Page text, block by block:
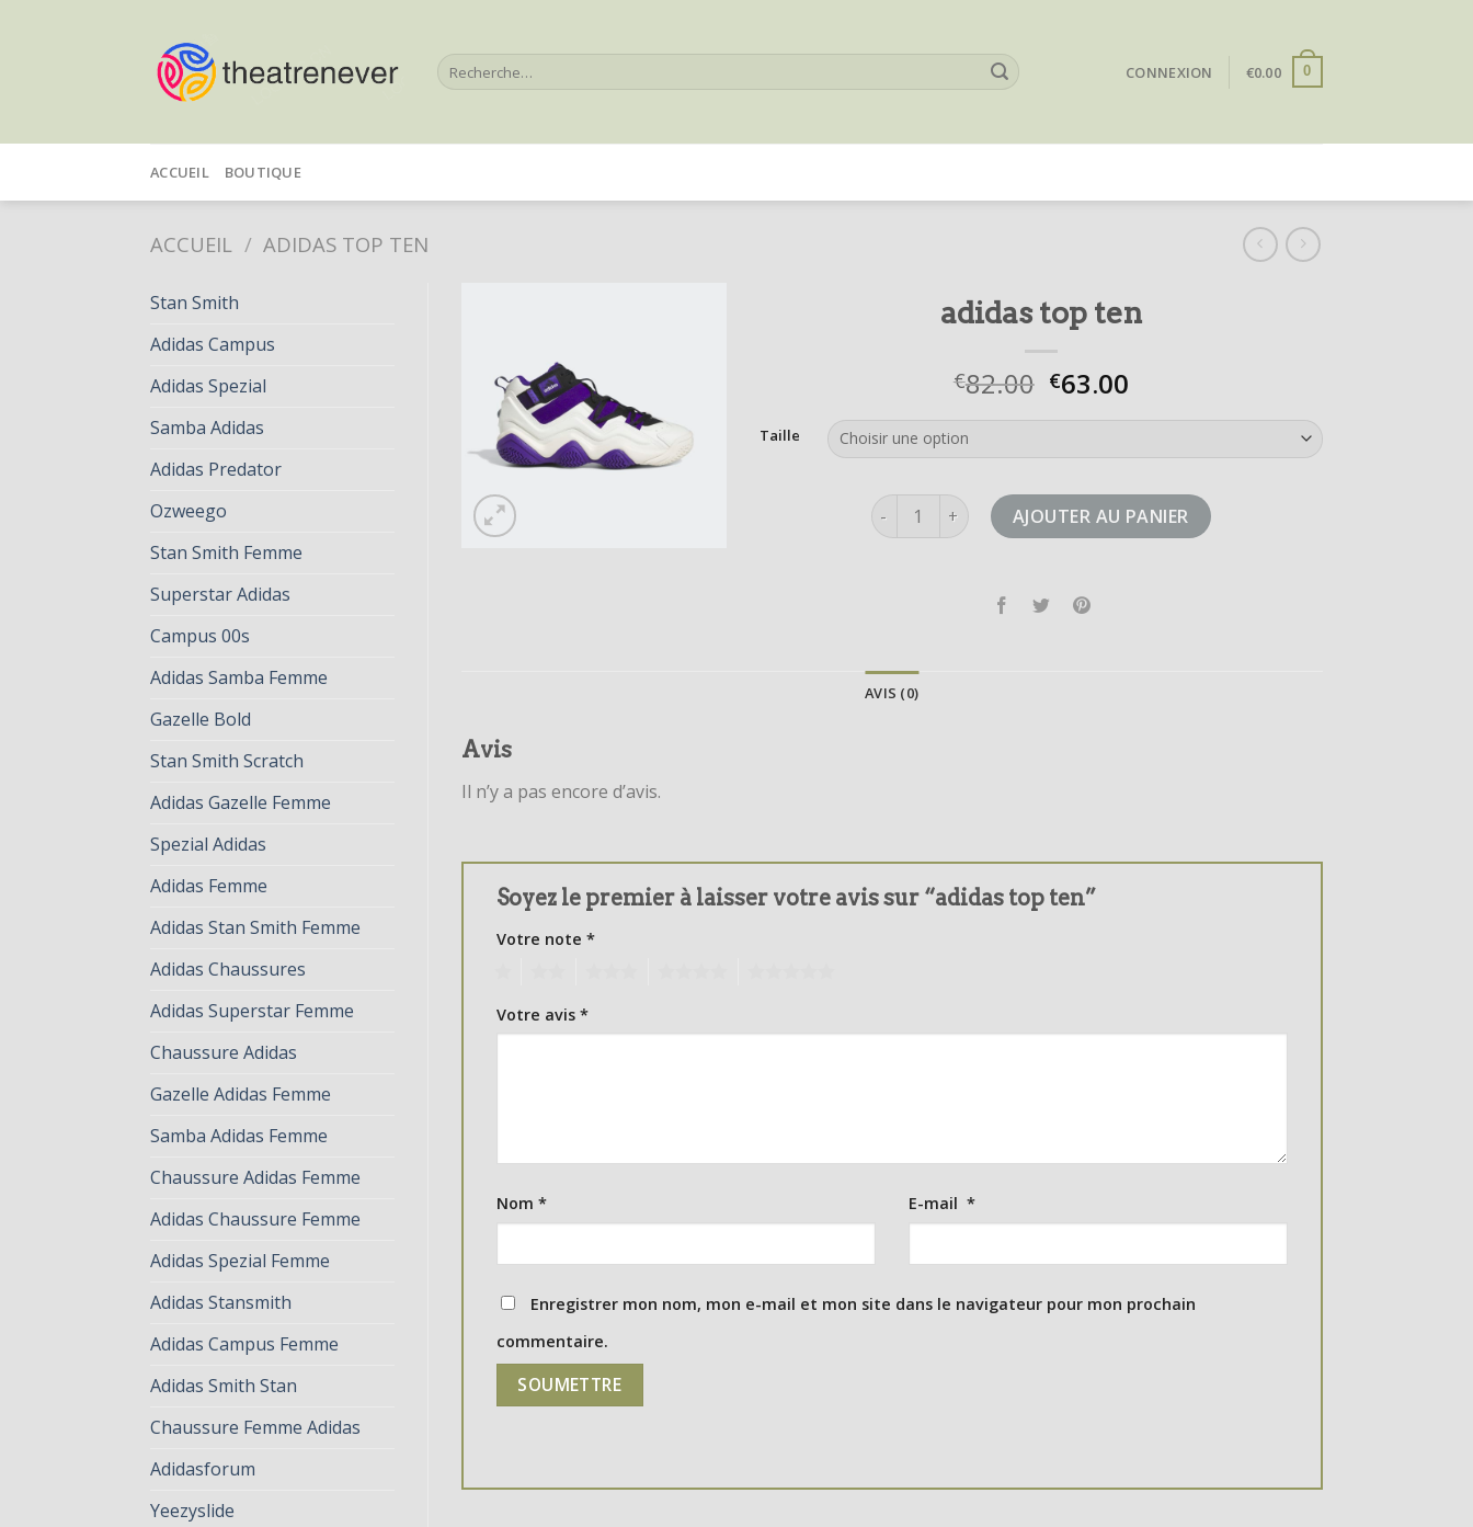
Recherche
pour :
CONNEXION €0.00 0
ACCUEIL BOUTIQUE
ACCUEIL / ADIDAS TOP TEN
Stan Smith
Adidas Campus
Adidas Spezial
Samba Adidas
Adidas Predator
Ozweego
Stan Smith Femme
Superstar Adidas
Campus 00s
Adidas Samba Femme
Gazelle Bold
Stan Smith Scratch
Adidas Gazelle Femme
Spezial Adidas
Adidas Femme
Adidas Stan Smith Femme
Adidas Chaussures
Adidas Superstar Femme
Chaussure Adidas
Gazelle Adidas Femme
Samba Adidas Femme
Chaussure Adidas Femme
Adidas Chaussure Femme
Adidas Spezial Femme
Adidas Stansmith
Adidas Campus Femme
Adidas Smith Stan
Chaussure Femme Adidas
Adidasforum
Yeezyslide
adidas top ten
€82.00 €63.00
Taille
quantité de adidas top tenAJOUTER AU PANIER
AVIS (0)
Avis
Il n’y a pas encore d’avis.
Soyez le premier à laisser votre avis sur “adidas top ten”
Votre note *
Votre avis *
Nom * E-mail *
Enregistrer mon nom, mon e-mail et mon site dans le navigateur pour mon prochain
commentaire.